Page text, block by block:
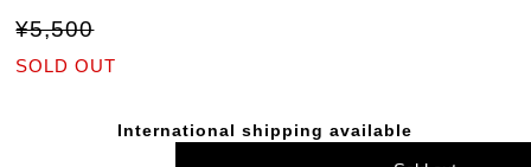
¥5,500
SOLD OUT
International shipping available